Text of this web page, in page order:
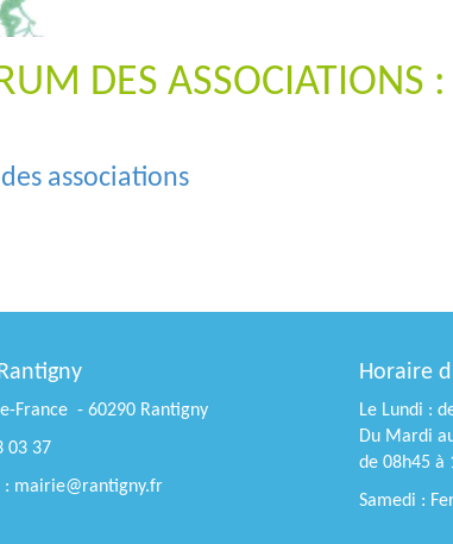
DES ASSOCIATIONS :
associations
France - 60290 Rantigny
03 37
: mairie@rantigny.fr
Horaire
Le Lundi :
Du Mardi
de 08h45 à
Samedi :